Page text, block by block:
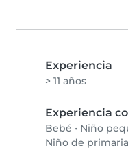
Experiencia
> 11 años
Experiencia
Bebé • Niño
Niño de primaria